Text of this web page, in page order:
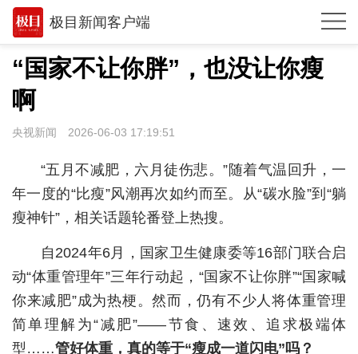
极目新闻客户端
推荐
观点
时政
武汉
世相
环球
专题
极客圈
“国家不让你胖”，也没让你瘦
啊
央视新闻 2026-06-03 17:19:51
“五月不减肥，六月徒伤悲。”随着气温回升，一
年一度的“比瘦”风潮再次如约而至。从“碳水脸”到“躺
瘦神针”，相关话题轮番登上热搜。
自2024年6月，国家卫生健康委等16部门联合启
动“体重管理年”三年行动起，“国家不让你胖”“国家喊
你来减肥”成为热梗。然而，仍有不少人将体重管理
简单理解为“减肥”——节食、速效、追求极端体
型……管好体重，真的等于“瘦成一道闪电”吗？